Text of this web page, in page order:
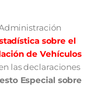
sobre el
de Vehículos
las declaraciones
Especial sobre